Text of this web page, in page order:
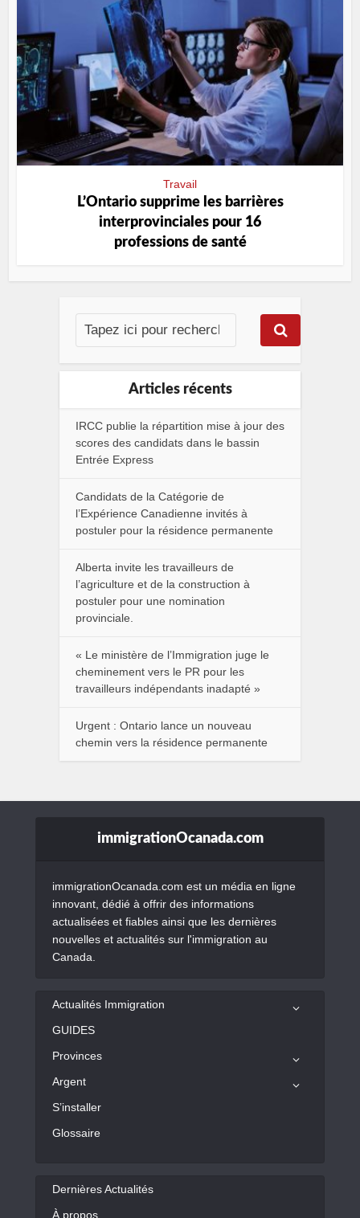
Travail
L’Ontario supprime les barrières
interprovinciales pour 16
professions de santé
Articles récents
IRCC publie la répartition mise à jour des
scores des candidats dans le bassin
Entrée Express
Candidats de la Catégorie de
l’Expérience Canadienne invités à
postuler pour la résidence permanente
Alberta invite les travailleurs de
l’agriculture et de la construction à
postuler pour une nomination
provinciale.
« Le ministère de l’Immigration juge le
cheminement vers le PR pour les
travailleurs indépendants inadapté »
Urgent : Ontario lance un nouveau
chemin vers la résidence permanente
immigrationOcanada.com
immigrationOcanada.com est un média en ligne
innovant, dédié à offrir des informations
actualisées et fiables ainsi que les dernières
nouvelles et actualités sur l'immigration au
Canada.
Actualités Immigration
GUIDES
Provinces
Argent
S’installer
Glossaire
Dernières Actualités
À propos